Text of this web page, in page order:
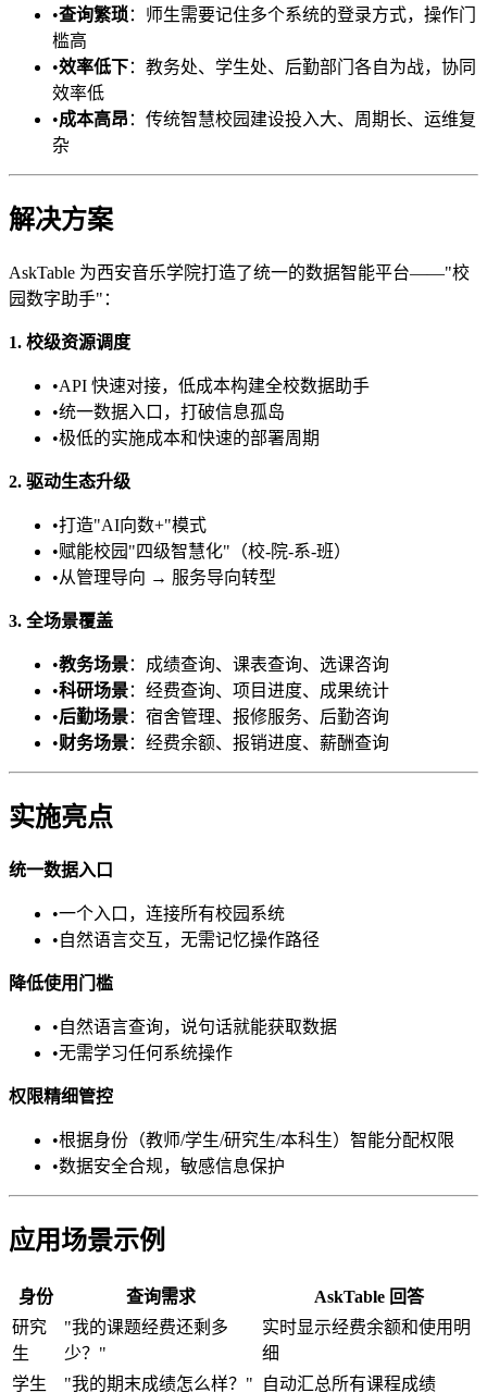
•查询繁琐 ：师生需要记住多个系统的登录方式，操作门
槛高
•效率低下：教务处、学生处、后勤部门各自为战，协同
效率低
•成本高昂 ：传统智慧校园建设投入大、周期长、运维复
杂
解决方案
AskTable 为西安音乐学院打造了统一的数据智能平台——"校
园数字助手"：
1. 校级资源调度
•API 快速对接，低成本构建全校数据助手
•统一数据入口，打破信息孤岛
•极低的实施成本和快速的部署周期
2. 驱动生态升级
•打造"AI向数+"模式
•赋能校园"四级智慧化"（校-院-系-班）
•从管理导向 → 服务导向转型
3. 全场景覆盖
•教务场景：成绩查询、课表查询、选课咨询
•科研场景：经费查询、项目进度、成果统计
•后勤场景：宿舍管理、报修服务、后勤咨询
•财务场景：经费余额、报销进度、薪酬查询
实施亮点
统一数据入口
•一个入口，连接所有校园系统
•自然语言交互，无需记忆操作路径
降低使用门槛
•自然语言查询，说句话就能获取数据
•无需学习任何系统操作
权限精细管控
•根据身份（教师/学生/研究生/本科生）智能分配权限
•数据安全合规，敏感信息保护
应用场景示例
身份 查询需求
AskTable 回答
研究
生
"我的课题经费还剩多
少？"
实时显示经费余额和使用明
细
学生
"我的期末成绩怎么样？" 自动汇总所有课程成绩